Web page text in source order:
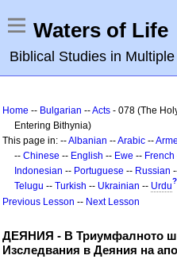
Waters of Life
Biblical Studies in
Home -- Bulgarian --Acts - 078 (The
Entering Bithynia)
This page in: --Albanian --Arabic --
-- Chinese -- English -- Ewe -- French
Indonesian -- Portuguese -- Russian
Telugu -- Turkish -- Ukrainian -- Urdu?
Previous Lesson -- Next Lesson
ДЕЯНИЯ - В Триумфалното
Изследвания в Деяния на